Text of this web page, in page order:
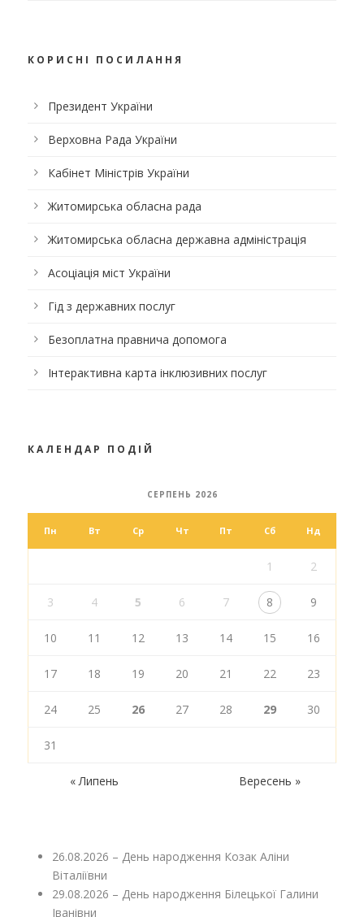
КОРИСНІ ПОСИЛАННЯ
Президент України
Верховна Рада України
Кабінет Міністрів України
Житомирська обласна рада
Житомирська обласна державна адміністрація
Асоціація міст України
Гід з державних послуг
Безоплатна правнича допомога
Інтерактивна карта інклюзивних послуг
КАЛЕНДАР ПОДІЙ
СЕРПЕНЬ 2026
Пн Вт Ср Чт Пт Сб Нд
1 2
3 4 5 6 7 8 9
10 11 12 13 14 15 16
17 18 19 20 21 22 23
24 25 26 27 28 29 30
31
« Липень Вересень »
26.08.2026 – День народження Козак Аліни
Віталіївни
29.08.2026 – День народження Білецької Галини
Іванівни